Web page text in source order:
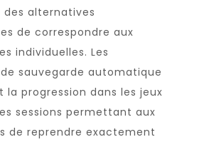
des alternatives
de correspondre aux
individuelles. Les
sauvegarde automatique
la progression dans les jeux
sessions permettant aux
de reprendre exactement